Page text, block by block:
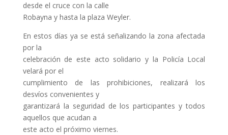
desde el cruce con la calle
Robayna y hasta la plaza Weyler.
En estos días ya se está señalizando la zona afectada
por la
celebración de este acto solidario y la Policía Local
velará por el
cumplimiento de las prohibiciones, realizará los
desvíos convenientes y
garantizará la seguridad de los participantes y todos
aquellos que acudan a
este acto el próximo viernes.